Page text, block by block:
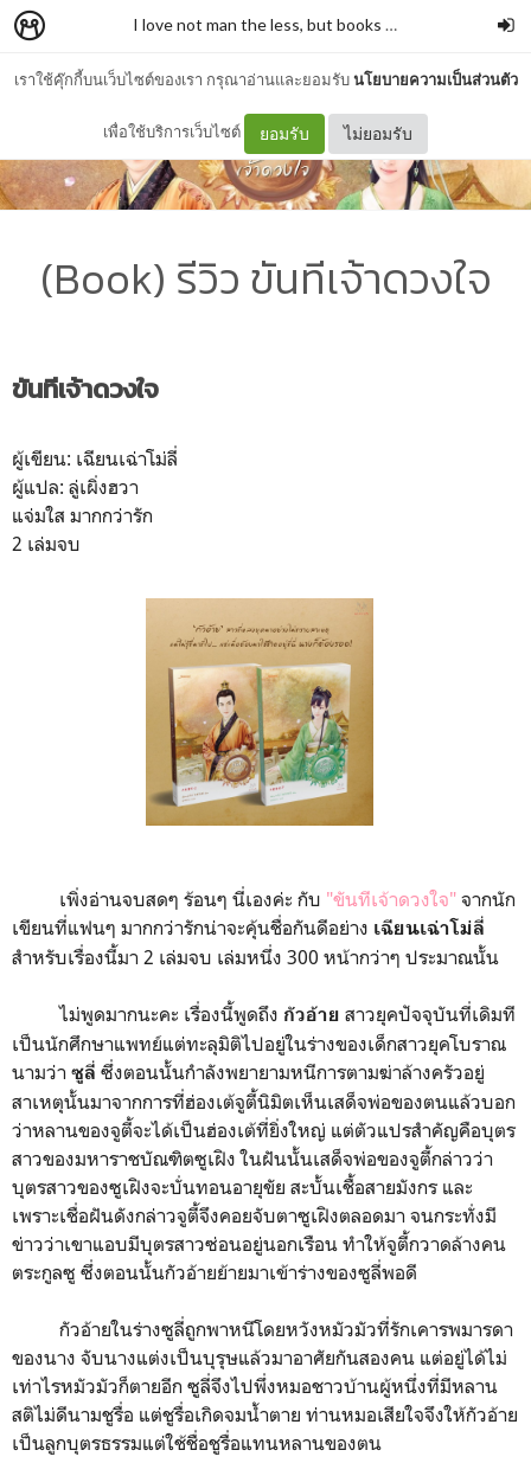
เราใช้คุ๊กกี้บนเว็บไซต์ของเรา กรุณาอ่านและยอมรับนโยบายความเป็นส่วนตัว
เพื่อใช้บริการเว็บไซต์ ยอมรับ ไม่ยอมรับ
I love not man the less, but books more รั่วชิงบ้านส
(Book) รีวิว ขันทีเจ้าดวงใจ
ขันทีเจ้าดวงใจ
ผู้เขียน: เฉียนเฉ่าโม่ลี่
ผู้แปล: ลู่เผิ่งฮวา
แจ่มใส มากกว่ารัก
2 เล่มจบ
เพิ่งอ่านจบสดๆ ร้อนๆ นี่เองค่ะ กับ "ขันทีเจ้าดวงใจ" จากนัก
เขียนที่แฟนๆ มากกว่ารักน่าจะคุ้นชื่อกันดีอย่าง เฉียนเฉ่าโม่ลี่
สำหรับเรื่องนี้มา 2 เล่มจบ เล่มหนึ่ง 300 หน้ากว่าๆ ประมาณนั้น
ไม่พูดมากนะคะ เรื่องนี้พูดถึง กัวอ้าย สาวยุคปัจจุบันที่เดิมที
เป็นนักศึกษาแพทย์แต่ทะลุมิติไปอยู่ในร่างของเด็กสาวยุคโบราณ
นามว่า ซูลี่ ซึ่งตอนนั้นกำลังพยายามหนีการตามฆ่าล้างครัวอยู่
สาเหตุนั้นมาจากการที่ฮ่องเต้จูตี้นิมิตเห็นเสด็จพ่อของตนแล้วบอก
ว่าหลานของจูตี้จะได้เป็นฮ่องเต้ที่ยิ่งใหญ่ แต่ตัวแปรสำคัญคือบุตร
สาวของมหาราชบัณฑิตซูเฝิง ในฝันนั้นเสด็จพ่อของจูตี้กล่าวว่า
บุตรสาวของซูเฝิงจะบั่นทอนอายุขัย สะบั้นเชื้อสายมังกร และ
เพราะเชื่อฝันดังกล่าวจูตี้จึงคอยจับตาซูเฝิงตลอดมา จนกระทั่งมี
ข่าวว่าเขาแอบมีบุตรสาวซ่อนอยู่นอกเรือน ทำให้จูตี้กวาดล้างคน
ตระกูลซู ซึ่งตอนนั้นกัวอ้ายย้ายมาเข้าร่างของซูลี่พอดี
กัวอ้ายในร่างซูลี่ถูกพาหนีโดยหวังหมัวมัวที่รักเคารพมารดา
ของนาง จับนางแต่งเป็นบุรุษแล้วมาอาศัยกันสองคน แต่อยู่ได้ไม่
เท่าไรหมัวมัวก็ตายอีก ซูลี่จึงไปพึ่งหมอชาวบ้านผู้หนึ่งที่มีหลาน
สติไม่ดีนามชูรื่อ แต่ชูรื่อเกิดจมน้ำตาย ท่านหมอเสียใจจึงให้กัวอ้าย
เป็นลูกบุตรธรรมแต่ใช้ชื่อชูรื่อแทนหลานของตน